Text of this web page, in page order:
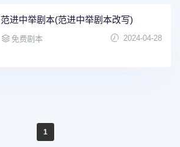
范进中举剧本(范进中举剧本改写)
免费剧本 2024-04-28
1